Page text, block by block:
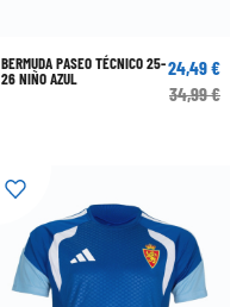
BERMUDA PASEO TÉCNICO 25-
26 NIÑO AZUL
24,49 €
34,99 €